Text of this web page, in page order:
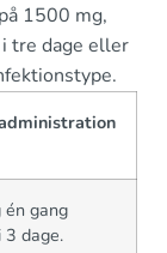
1500 mg,
tre dage eller
gang
3 dage.